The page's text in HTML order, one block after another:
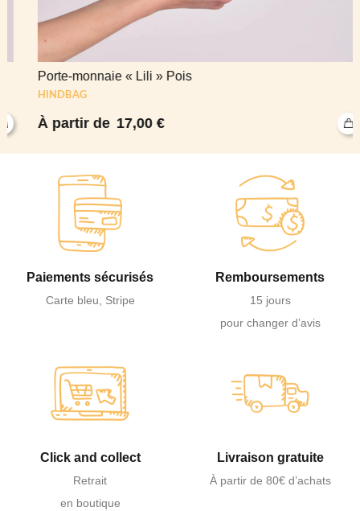
Porte-monnaie « Lili » Pois
HINDBAG
17,00€
Paiements sécurisés
Carte bleu, Stripe
Remboursements
15 jours
pour changer d’avis
Click and collect
Retrait
en boutique
Livraison gratuite
À partir de 80€ d’achats